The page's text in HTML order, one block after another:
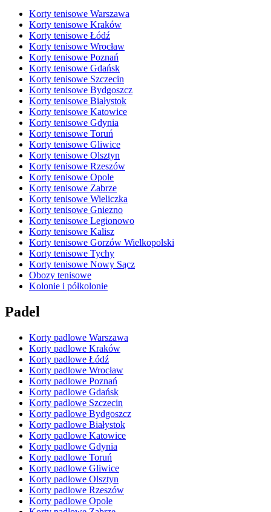
Korty tenisowe Warszawa
Korty tenisowe Kraków
Korty tenisowe Łódź
Korty tenisowe Wrocław
Korty tenisowe Poznań
Korty tenisowe Gdańsk
Korty tenisowe Szczecin
Korty tenisowe Bydgoszcz
Korty tenisowe Białystok
Korty tenisowe Katowice
Korty tenisowe Gdynia
Korty tenisowe Toruń
Korty tenisowe Gliwice
Korty tenisowe Olsztyn
Korty tenisowe Rzeszów
Korty tenisowe Opole
Korty tenisowe Zabrze
Korty tenisowe Wieliczka
Korty tenisowe Gniezno
Korty tenisowe Legionowo
Korty tenisowe Kalisz
Korty tenisowe Gorzów Wielkopolski
Korty tenisowe Tychy
Korty tenisowe Nowy Sącz
Obozy tenisowe
Kolonie i półkolonie
Padel
Korty padlowe Warszawa
Korty padlowe Kraków
Korty padlowe Łódź
Korty padlowe Wrocław
Korty padlowe Poznań
Korty padlowe Gdańsk
Korty padlowe Szczecin
Korty padlowe Bydgoszcz
Korty padlowe Białystok
Korty padlowe Katowice
Korty padlowe Gdynia
Korty padlowe Toruń
Korty padlowe Gliwice
Korty padlowe Olsztyn
Korty padlowe Rzeszów
Korty padlowe Opole